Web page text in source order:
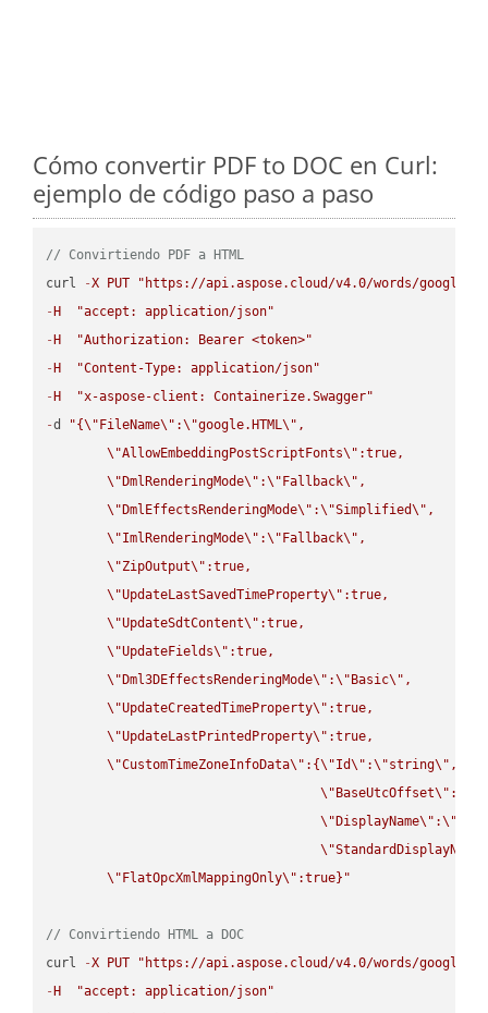
Cómo convertir PDF to DOC en Curl:
ejemplo de código paso a paso
// Convirtiendo PDF a HTML
curl
-X PUT
"https://api.aspose.cloud/v4.0/words/
- H
"accept: application/json"
- H
"Authorization: Bearer <token>"
- H
"Content-Type: application/json"
- H
"x-aspose-client: Containerize.Swagger"
-d "{\" FileName\" :\"google.HTML\" ,
\"AllowEmbeddingPostScriptFonts\" :true,
\" DmlRenderingMode\" :\" Fallback\" ,
\" DmlEffectsRenderingMode\" :\"Simplified\" ,
\"ImlRenderingMode\" :\" Fallback\" ,
\"ZipOutput\" :true,
\"UpdateLastSavedTimeProperty\" :true,
\"UpdateSdtContent\" :true,
\"UpdateFields\" :true,
\" Dml3DEffectsRenderingMode\" :\" Basic\" ,
\"UpdateCreatedTimeProperty\" :true,
\"UpdateLastPrintedProperty\" :true,
\"CustomTimeZoneInfoData\" :{\"Id\" :\"string\" ,
\" BaseUtcOffset\" :
\" DisplayName\" :\"
\"StandardDisplayName
\" FlatOpcXmlMappingOnly\" :true}"
// Convirtiendo HTML a DOC
curl
-X PUT
"https://api.aspose.cloud/v4.0/words/
- H
"accept: application/json"